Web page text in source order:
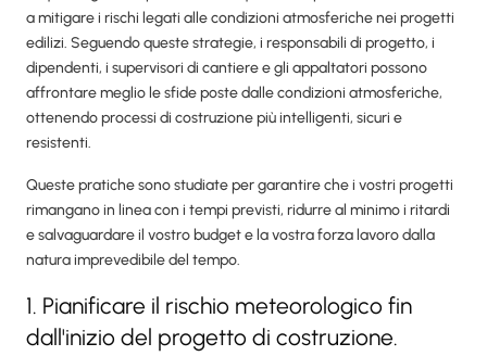
a mitigare i rischi legati alle condizioni atmosferiche nei progetti
edilizi. Seguendo queste strategie, i responsabili di progetto, i
dipendenti, i supervisori di cantiere e gli appaltatori possono
affrontare meglio le sfide poste dalle condizioni atmosferiche,
ottenendo processi di costruzione più intelligenti, sicuri e
resistenti.
Queste pratiche sono studiate per garantire che i vostri progetti
rimangano in linea con i tempi previsti, ridurre al minimo i ritardi
e salvaguardare il vostro budget e la vostra forza lavoro dalla
natura imprevedibile del tempo.
1. Pianificare il rischio meteorologico fin
dall'inizio del progetto di costruzione.